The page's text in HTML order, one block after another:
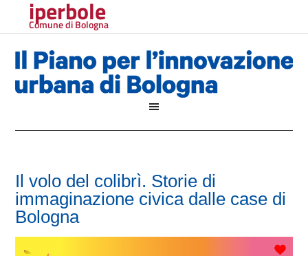
iperbole
Comune di Bologna
Il volo del colibrì. Storie di
immaginazione civica dalle case di
Bologna